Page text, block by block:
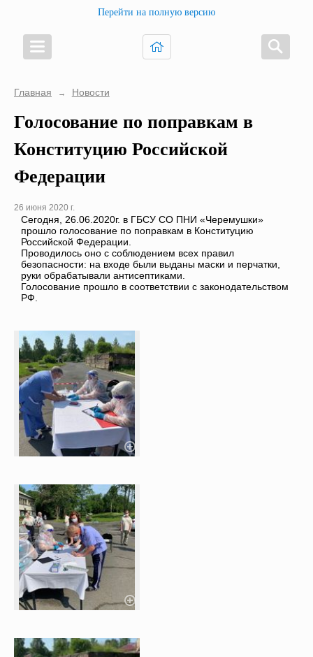
Перейти на полную версию
Главная → Новости
Голосование по поправкам в
Конституцию Российской
Федерации
26 июня 2020 г.
Сегодня, 26.06.2020г. в ГБСУ СО ПНИ «Черемушки»
прошло голосование по поправкам в Конституцию
Российской Федерации.
Проводилось оно с соблюдением всех правил
безопасности: на входе были выданы маски и перчатки,
руки обрабатывали антисептиками.
Голосование прошло в соответствии с законодательством
РФ.